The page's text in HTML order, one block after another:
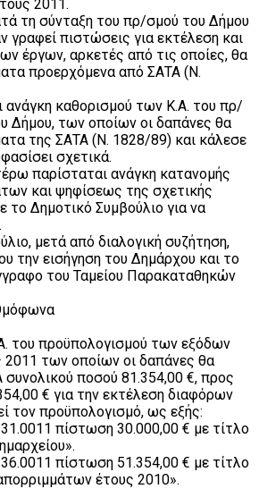
2011.
τη σύνταξη του πρ/σμού του Δήμου
γραφεί πιστώσεις για εκτέλεση και
έργων, αρκετές από τις οποίες, θα
προερχόμενα από ΣΑΤΑ (Ν.
ανάγκη καθορισμού των Κ.Α. του πρ/
Δήμου, των οποίων οι δαπάνες θα
της ΣΑΤΑ (Ν. 1828/89) και κάλεσε
σχετικά.
παρίσταται ανάγκη κατανομής
και ψηφίσεως της σχετικής
το Δημοτικό Συμβούλιο για να
μετά από διαλογική συζήτηση,
την εισήγηση του Δημάρχου και το
του Ταμείου Παρακαταθηκών
του προϋπολογισμού των εξόδων
2011 των οποίων οι δαπάνες θα
ποσού 81.354,00 €, προς
€ για την εκτέλεση διαφόρων
τον προϋπολογισμό, ως εξής:
πίστωση 30.000,00 € με τίτλο
πίστωση 51.354,00 € με τίτλο
έτους 2010».